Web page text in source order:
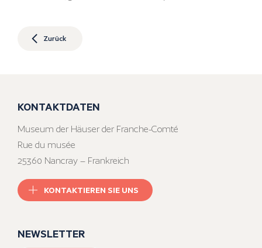
Zurück
KONTAKTDATEN
Museum der Häuser der Franche-Comté
Rue du musée
25360 Nancray – Frankreich
KONTAKTIEREN SIE UNS
NEWSLETTER